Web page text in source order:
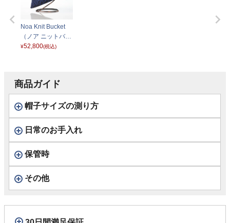
Noa Knit Bucket
（ノア ニットバケ
ット） 170031 ブ
¥52,800(税込)
商品ガイド
帽子サイズの測り方
日常のお手入れ
保管時
その他